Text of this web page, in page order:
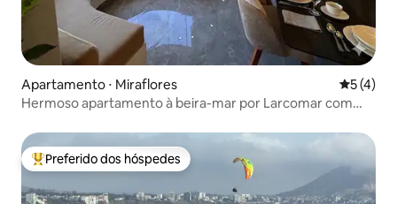
Apartamento ⋅ Miraflores 5 de
5 (4)
Hermoso apartamento à beira-mar por Larcomar com
Entre os melhores preferidos dos hóspedes
Preferido dos hóspedes